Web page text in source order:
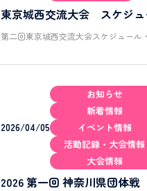
東京城西交流大会 スケジュ
第二回東京城西交流大会スケジュー
2026/04/05
お知らせ
新着情報
イベント情報
活動記録・大会情報
大会情報
2026 第一回 神奈川県団体戦